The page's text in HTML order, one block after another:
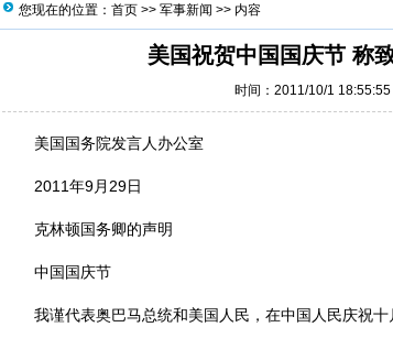
您现在的位置： 首页 >> 军事新闻 >> 内容
美国祝贺中国国庆节 称
时间：2011/10/1
美国国务院发言人办公室
2011年9月29日
克林顿国务卿的声明
中国国庆节
我谨代表奥巴马总统和美国人民，在中国人民庆祝